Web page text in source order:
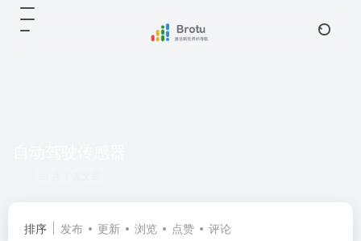
排序 发布 更新 浏览 点赞 评论